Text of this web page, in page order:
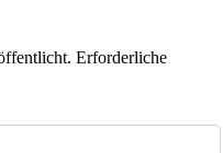
Erforderliche